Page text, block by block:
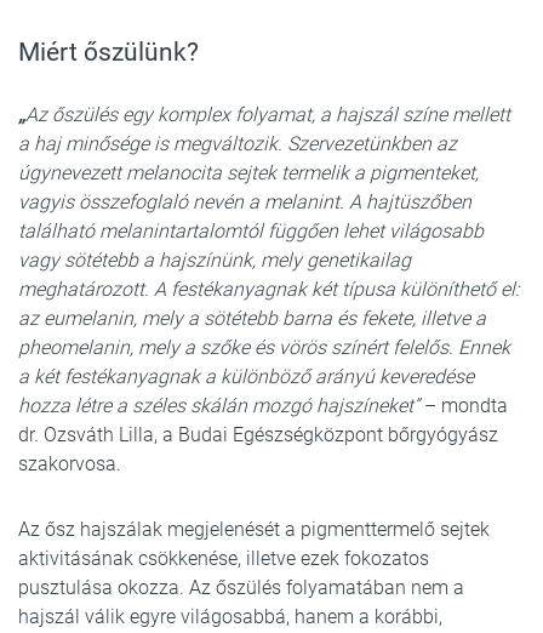
Miért őszülünk?
„Az őszülés egy komplex folyamat, a hajszál színe mellett
a haj minősége is megváltozik. Szervezetünkben az
úgynevezett melanocita sejtek termelik a pigmenteket,
vagyis összefoglaló nevén a melanint. A hajtüszőben
található melanintartalomtól függően lehet világosabb
vagy sötétebb a hajszínünk, mely genetikailag
meghatározott. A festékanyagnak két típusa különíthető el:
az eumelanin, mely a sötétebb barna és fekete, illetve a
pheomelanin, mely a szőke és vörös színért felelős. Ennek
a két festékanyagnak a különböző arányú keveredése
hozza létre a széles skálán mozgó hajszíneket”– mondta
dr. Ozsváth Lilla, a Budai Egészségközpont bőrgyógyász
szakorvosa.
Az ősz hajszálak megjelenését a pigmenttermelő sejtek
aktivitásának csökkenése, illetve ezek fokozatos
pusztulása okozza. Az őszülés folyamatában nem a
hajszál válik egyre világosabbá, hanem a korábbi,